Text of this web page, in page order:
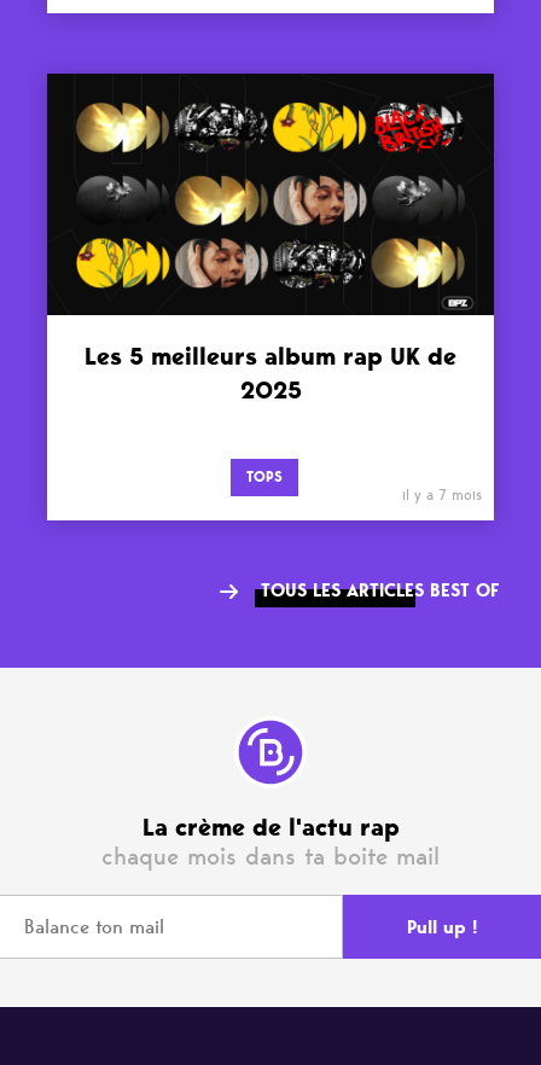
Les 5 meilleurs album rap UK de
2025
TOPS
il y a 7 mois
TOUS LES ARTICLES BEST OF
La crème de l'actu rap
chaque mois dans ta boite mail